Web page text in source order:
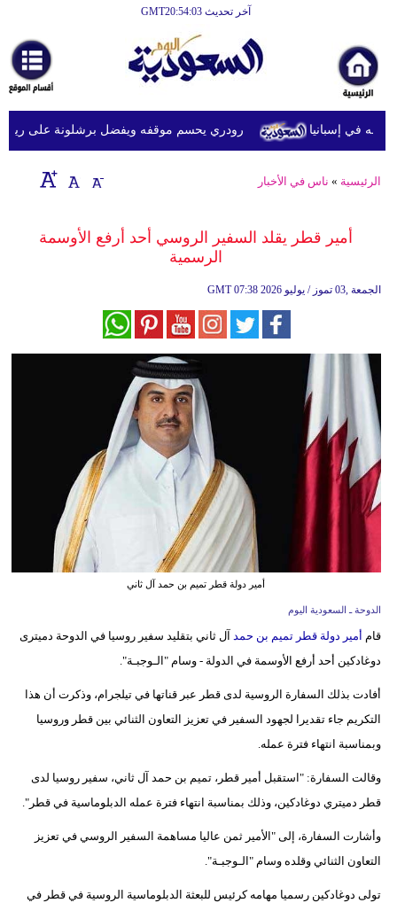
آخر تحديث GMT20:54:03
أخبارعاجلة
رياضة
ثقافة
إقتصاد
وموسيقى
علوم
بيئة
أبراج
رودري يحسم موقفه ويفضل برشلونة على ريال في إسبانيا
الرئيسية » ناس في الأخبار
أمير قطر يقلد السفير الروسي أحد أرفع الأوسمة
الرسمية
GMT 07:38 2026 الجمعة ,03 تموز / يوليو
أمير دولة قطر تميم بن حمد آل ثاني
الدوحة ـ السعودية اليوم
قام أمير دولة قطر تميم بن حمد آل ثاني بتقليد سفير روسيا في الدوحة دميترى
دوغادكين أحد أرفع الأوسمة في الدولة - وسام "الـوجبـة".
أفادت بذلك السفارة الروسية لدى قطر عبر قناتها في تيلجرام، وذكرت أن هذا
التكريم جاء تقديرا لجهود السفير في تعزيز التعاون الثنائي بين قطر وروسيا
وبمناسبة انتهاء فترة عمله.
وقالت السفارة: "استقبل أمير قطر، تميم بن حمد آل ثاني، سفير روسيا لدى
قطر دميتري دوغادكين، وذلك بمناسبة انتهاء فترة عمله الدبلوماسية في قطر".
وأشارت السفارة، إلى "الأمير ثمن عاليا مساهمة السفير الروسي في تعزيز
التعاون الثنائي وقلده وسام "الـوجبـة".
تولى دوغادكين رسميا مهامه كرئيس للبعثة الدبلوماسية الروسية في قطر في